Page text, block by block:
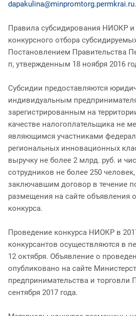
dapakulina@minpromtorg.permkrai.ru.
Правила субсидирования НИОКР и
конкурсного отбора
Постановлением Правительства
п, утвержденным 18 ноября 2016
Субсидии предоставляются
индивидуальным
зарегистрированным на
качестве налогоплательщика не
являющимся участниками
региональных инновационных
выручку не более 2 млрд. руб. и
сотрудников не более 250
заключавшим договор в течение
размещения на сайте объявления
конкурса.
Проведение конкурса НИОКР в
конкурсантов осуществляются в
12 октября. Объявление о
опубликовано на сайте
предпринимательства и торговли
сентября 2017 года.